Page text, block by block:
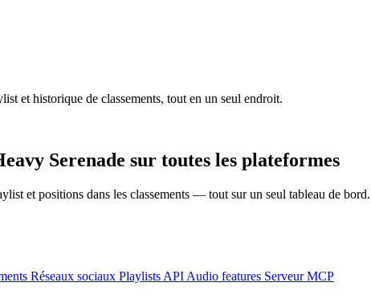
et historique de classements, tout en un seul endroit.
Serenade sur toutes les plateformes
et positions dans les classements — tout sur un seul tableau de bord.
Réseaux sociaux Playlists API Audio features Serveur MCP